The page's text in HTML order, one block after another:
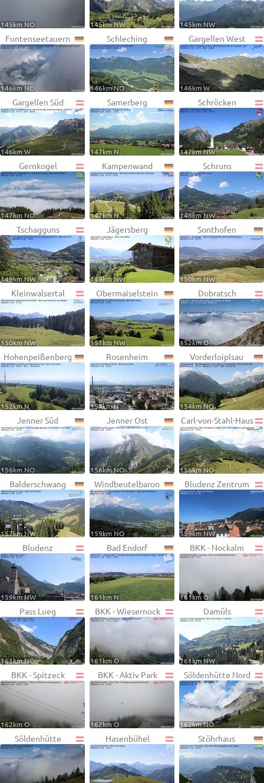
145km NO 145km NW 145km NW
Funtenseetauern
146km NO
Schleching
146km NO
Gargellen West
146km W
Gargellen Süd
146km W
Samerberg
147km N
Schröcken
147km NW
Gernkogel
147km NO
Kampenwand
147km N
Schruns
148km NW
Tschagguns
149km NW
Jägersberg
149km NW
Sonthofen
150km NW
Kleinwalsertal
150km NW
Obermaiselstein
151km NW
Dobratsch
152km O
Hohenpeißenberg
152km N
Rosenheim
154km N
Vorderloiplsau
154km NO
Jenner Süd
156km NO
Jenner Ost
156km NO
Carl-von-Stahl-Haus
156km NO
Balderschwang
157km NW
Windbeutelbaron
159km NO
Bludenz Zentrum
159km NW
Bludenz
159km NW
Bad Endorf
161km N
BKK - Nockalm
161km O
Pass Lueg
161km NO
BKK - Wiesernock
161km O
Damüls
161km NW
BKK - Spitzeck
162km O
BKK - Aktiv Park
162km O
Söldenhütte Nord
162km NO
Söldenhütte Hasenbühel Stöhrhaus